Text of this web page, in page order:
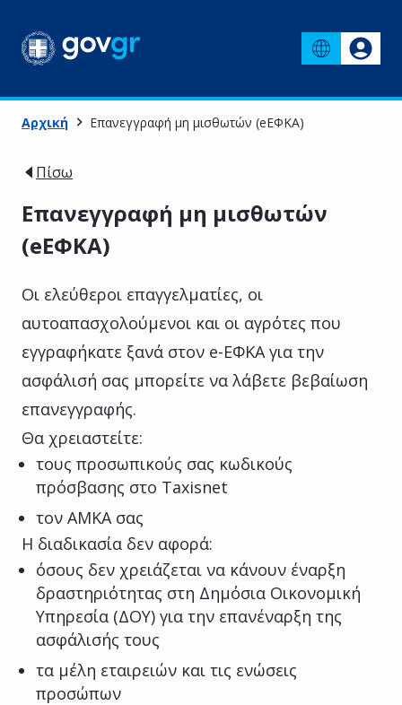
Αρχική Επανεγγραφή μη μισθωτών (eΕΦΚΑ)
Πίσω
Επανεγγραφή μη μισθωτών
(eΕΦΚΑ)
Οι ελεύθεροι επαγγελματίες, οι
αυτοαπασχολούμενοι και οι αγρότες που
εγγραφήκατε ξανά στον e-ΕΦΚΑ για την
ασφάλισή σας μπορείτε να λάβετε βεβαίωση
επανεγγραφής.
Θα χρειαστείτε:
τους προσωπικούς σας κωδικούς
πρόσβασης στο Taxisnet
τον ΑΜΚΑ σας
Η διαδικασία δεν αφορά:
όσους δεν χρειάζεται να κάνουν έναρξη
δραστηριότητας στη Δημόσια Οικονομική
Υπηρεσία (ΔΟΥ) για την επανέναρξη της
ασφάλισής τους
τα μέλη εταιρειών και τις ενώσεις
προσώπων